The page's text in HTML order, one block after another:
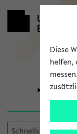
Diese
helfen,